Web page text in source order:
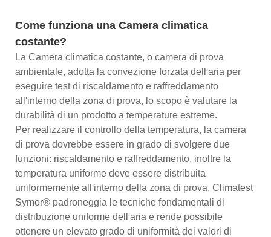
Come funziona una Camera climatica
costante?
La Camera climatica costante, o camera di prova
ambientale, adotta la convezione forzata dell'aria per
eseguire test di riscaldamento e raffreddamento
all'interno della zona di prova, lo scopo è valutare la
durabilità di un prodotto a temperature estreme.
Per realizzare il controllo della temperatura, la camera
di prova dovrebbe essere in grado di svolgere due
funzioni: riscaldamento e raffreddamento, inoltre la
temperatura uniforme deve essere distribuita
uniformemente all'interno della zona di prova, Climatest
Symor® padroneggia le tecniche fondamentali di
distribuzione uniforme dell'aria e rende possibile
ottenere un elevato grado di uniformità dei valori di